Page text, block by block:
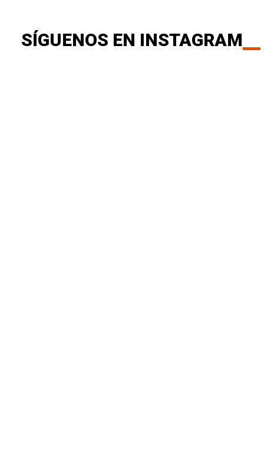
SÍGUENOS EN INSTAGRAM